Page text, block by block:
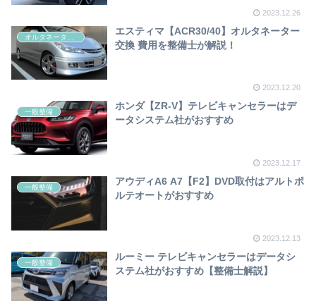
2023.12.26
エスティマ【ACR30/40】オルタネーター
交換 費用を整備士が解説！
2023.12.20
一般整備
ホンダ【ZR-V】テレビキャンセラーはデ
ータシステム社がおすすめ
2023.12.17
一般整備
アウディA6 A7【F2】DVD取付はアルトポ
ルテオートがおすすめ
2023.12.13
一般整備
ルーミー テレビキャンセラーはデータシ
ステム社がおすすめ【整備士解説】